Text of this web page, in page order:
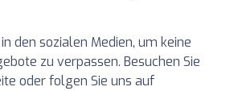
den sozialen Medien, um keine
zu verpassen. Besuchen Sie
oder folgen Sie uns auf